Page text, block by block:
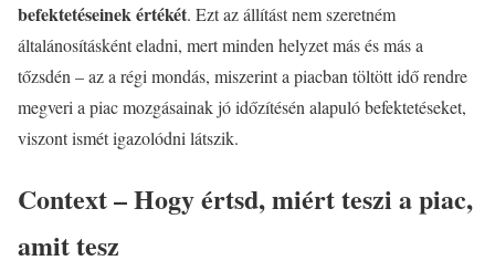
befektetéseinek értékét. Ezt az állítást nem szeretném
általánosításként eladni, mert minden helyzet más és más a
tőzsdén – az a régi mondás, miszerint a piacban töltött idő rendre
megveri a piac mozgásainak jó időzítésén alapuló befektetéseket,
viszont ismét igazolódni látszik.
Context – Hogy értsd, miért teszi a piac,
amit tesz